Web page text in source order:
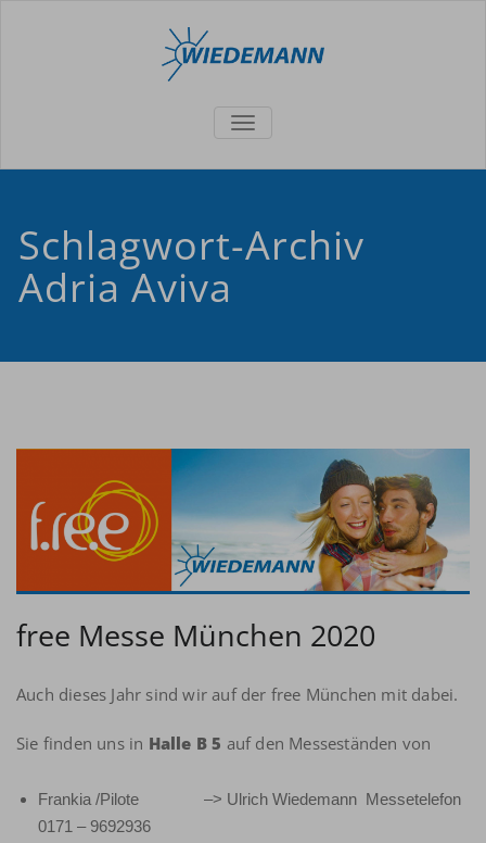
TOGGLE
Schlagwort-Archiv
Adria Aviva
free Messe München 2020
Auch dieses Jahr sind wir auf der free München mit dabei.
Sie finden uns in Halle B 5 auf den Messeständen von
Frankia /Pilote –> Ulrich Wiedemann Messetelefon
0171 – 9692936